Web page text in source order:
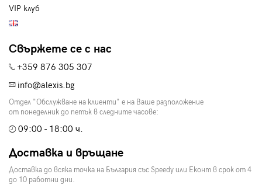
VIP клуб
Свържете се с нас
+359 876 305 307
info@alexis.bg
Отдел "Обслужване на клиенти" е на Ваше разположение
от понеделник до петък в следните часове:
09:00 - 18:00 ч.
Доставка и връщане
Доставка до всяка точка на България със Speedy или Еконт в срок от 4
до 10 работни дни.